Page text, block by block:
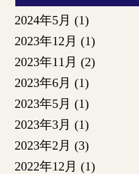
2024年5月 (1)
2023年12月 (1)
2023年11月 (2)
2023年6月 (1)
2023年5月 (1)
2023年3月 (1)
2023年2月 (3)
2022年12月 (1)